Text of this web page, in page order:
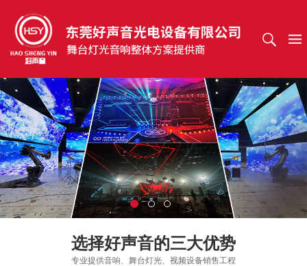
选择好声音的三大优势
专业提供音响、舞台灯光、视频设备销售工程